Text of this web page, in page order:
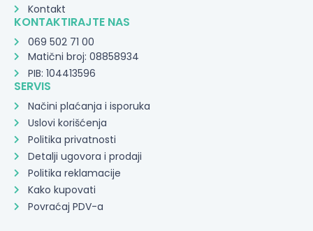
Kontakt
KONTAKTIRAJTE NAS
069 502 71 00
Matični broj: 08858934
PIB: 104413596
SERVIS
Načini plaćanja i isporuka
Uslovi korišćenja
Politika privatnosti
Detalji ugovora i prodaji
Politika reklamacije
Kako kupovati
Povraćaj PDV-a